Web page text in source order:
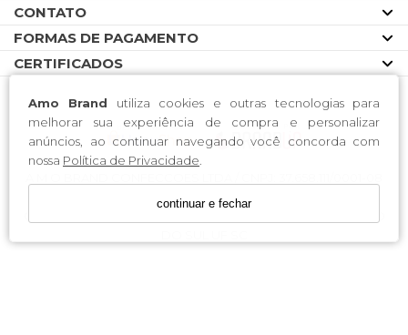
Amo Brand utiliza cookies e outras tecnologias para
melhorar sua experiência de compra e personalizar
anúncios, ao continuar navegando você concorda com
nossa Política de Privacidade.
continuar e fechar
CONTATO
FORMAS DE PAGAMENTO
CERTIFICADOS
Endereço: RODOVIA BR 470 Número 7777 Complemento